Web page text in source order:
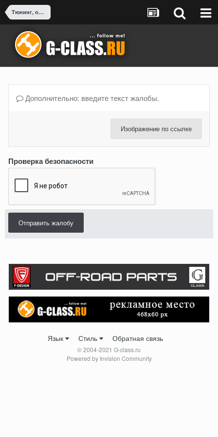
Тюнинг, оснащение, доработка G-Class
Дополнительно: введите текст жалобы.
Изображение по ссылке
Проверка безопасности
Отправить жалобу
Язык Стиль Обратная связь
© 2004-2021 G-class.ru
Powered by Invision Community